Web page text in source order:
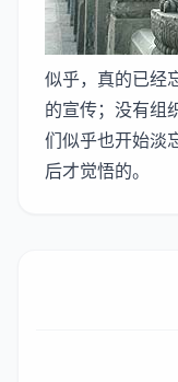
似乎，真的已经
的宣传；没有组
们似乎也开始淡
后才觉悟的。